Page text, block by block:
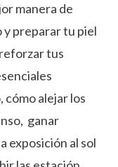
manera de
y preparar tu piel
tus
alejar los
ganar
exposición al sol